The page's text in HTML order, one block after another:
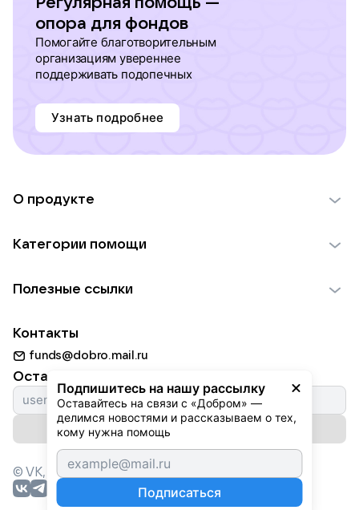
опора для фондов
Помогайте благотворительным
организациям увереннее
поддерживать подопечных
Узнать подробнее
Подпишитесь на нашу рассылку
Оставайтесь на связи с «Добром» —
делимся новостями и рассказываем о тех,
кому нужна помощь
Подписаться
О продукте
Использование материалов
Для НКО
Партнерам
Категории помощи
Пожилым
Животным
Природе
Культуре
Фондам
Полезные ссылки
Добрый день
Истории
Автоплатежи
Контакты
funds@dobro.mail.ru
Оставайтесь с нами
Подписаться на рассылку
© VK, 2026г. Все права защищены.